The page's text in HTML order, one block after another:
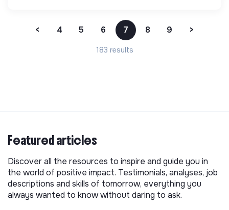
< 4 5 6 7 8 9 >
183 results
Featured articles
Discover all the resources to inspire and guide you in
the world of positive impact. Testimonials, analyses, job
descriptions and skills of tomorrow, everything you
always wanted to know without daring to ask.